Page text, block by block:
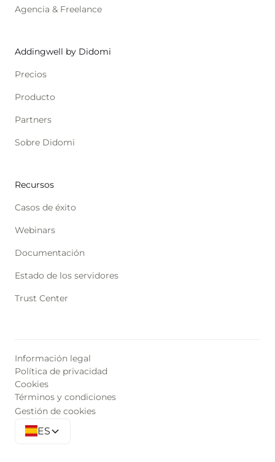
Agencia & Freelance
Addingwell by Didomi
Precios
Producto
Partners
Sobre Didomi
Recursos
Casos de éxito
Webinars
Documentación
Estado de los servidores
Trust Center
Información legal
Política de privacidad
Cookies
Términos y condiciones
Gestión de cookies
ES